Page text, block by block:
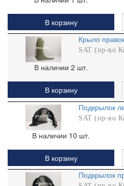
В корзину
Крыло
SAT (пр-во
В наличии 2 шт.
В корзину
Подкрылок
SAT (пр-во
В наличии 10 шт.
В корзину
Подкрылок